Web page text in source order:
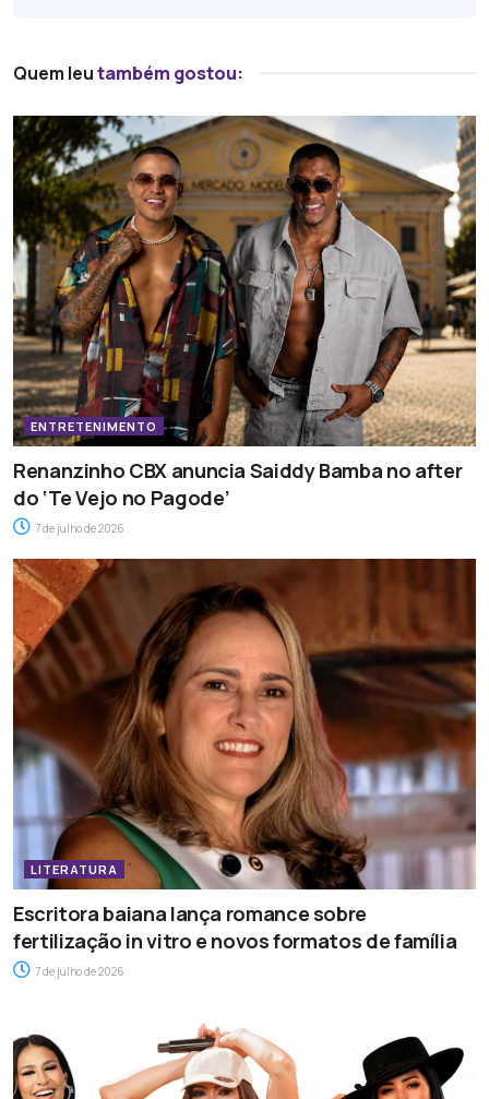
Quem leutambém gostou:
ENTRETENIMENTO
Renanzinho CBX anuncia Saiddy Bamba no after
do ‘Te Vejo no Pagode’
7 de julho de 2026
LITERATURA
Escritora baiana lança romance sobre
fertilização in vitro e novos formatos de família
7 de julho de 2026